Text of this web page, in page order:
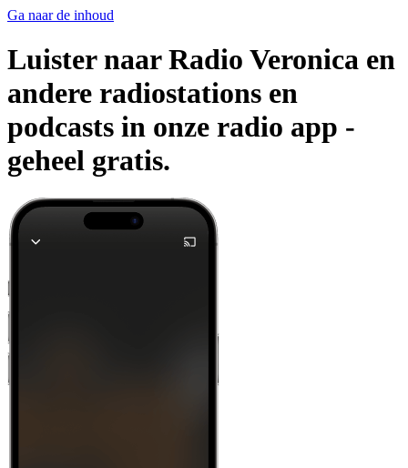
Ga naar de inhoud
Luister naar Radio Veronica en
andere radiostations en
podcasts in onze radio app -
geheel gratis.